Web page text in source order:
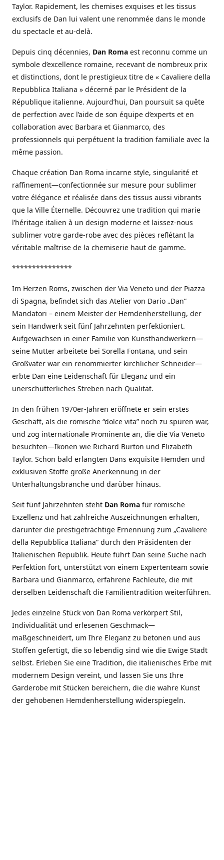
Taylor. Rapidement, les chemises exquises et les tissus
exclusifs de Dan lui valent une renommée dans le monde
du spectacle et au-delà.
Depuis cinq décennies, Dan Roma est reconnu comme un
symbole d’excellence romaine, recevant de nombreux prix
et distinctions, dont le prestigieux titre de « Cavaliere della
Repubblica Italiana » décerné par le Président de la
République italienne. Aujourd’hui, Dan poursuit sa quête
de perfection avec l’aide de son équipe d’experts et en
collaboration avec Barbara et Gianmarco, des
professionnels qui perpétuent la tradition familiale avec la
même passion.
Chaque création Dan Roma incarne style, singularité et
raffinement—confectionnée sur mesure pour sublimer
votre élégance et réalisée dans des tissus aussi vibrants
que la Ville Éternelle. Découvrez une tradition qui marie
l’héritage italien à un design moderne et laissez-nous
sublimer votre garde-robe avec des pièces reflétant la
véritable maîtrise de la chemiserie haut de gamme.
***************
Im Herzen Roms, zwischen der Via Veneto und der Piazza
di Spagna, befindet sich das Atelier von Dario „Dan“
Mandatori – einem Meister der Hemdenherstellung, der
sein Handwerk seit fünf Jahrzehnten perfektioniert.
Aufgewachsen in einer Familie von Kunsthandwerkern—
seine Mutter arbeitete bei Sorella Fontana, und sein
Großvater war ein renommierter kirchlicher Schneider—
erbte Dan eine Leidenschaft für Eleganz und ein
unerschütterliches Streben nach Qualität.
In den frühen 1970er-Jahren eröffnete er sein erstes
Geschäft, als die römische “dolce vita” noch zu spüren war,
und zog internationale Prominente an, die die Via Veneto
besuchten—Ikonen wie Richard Burton und Elizabeth
Taylor. Schon bald erlangten Dans exquisite Hemden und
exklusiven Stoffe große Anerkennung in der
Unterhaltungsbranche und darüber hinaus.
Seit fünf Jahrzehnten steht Dan Roma für römische
Exzellenz und hat zahlreiche Auszeichnungen erhalten,
darunter die prestigeträchtige Ernennung zum „Cavaliere
della Repubblica Italiana“ durch den Präsidenten der
Italienischen Republik. Heute führt Dan seine Suche nach
Perfektion fort, unterstützt von einem Expertenteam sowie
Barbara und Gianmarco, erfahrene Fachleute, die mit
derselben Leidenschaft die Familientradition weiterführen.
Jedes einzelne Stück von Dan Roma verkörpert Stil,
Individualität und erlesenen Geschmack—
maßgeschneidert, um Ihre Eleganz zu betonen und aus
Stoffen gefertigt, die so lebendig sind wie die Ewige Stadt
selbst. Erleben Sie eine Tradition, die italienisches Erbe mit
modernem Design vereint, und lassen Sie uns Ihre
Garderobe mit Stücken bereichern, die die wahre Kunst
der gehobenen Hemdenherstellung widerspiegeln.